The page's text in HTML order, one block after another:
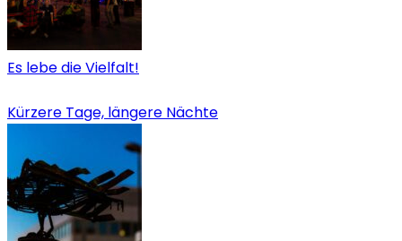
Es lebe die Vielfalt!
Kürzere Tage, längere Nächte